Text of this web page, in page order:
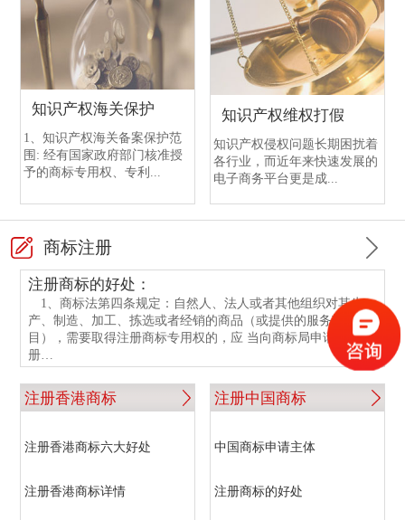
香港中国银行开户
香港中行与国内中行开户的不同点
中国银行开户手续
中银香港银行开户所需文件
香港渣打银行与国内渣打银行区别
渣打银行开户流程
香港渣打银行与国内渣打银行开户情况
香港渣打银行开户指南
渣打银行开户资料
恒生银行开户
香港恒生银行介绍
知识产权海关保护
1、知识产权海关备案保护范
围: 经有国家政府部门核准授
予的商标专用权、专利...
知识产权维权打假
知识产权侵权问题长期困扰着
各行业，而近年来快速发展的
电子商务平台更是成...
商标注册
注册商标的好处：
1、商标法第四条规定：自然人、法人或者其他组织对其生
产、制造、加工、拣选或者经销的商品（或提供的服务项
目），需要取得注册商标专用权的，应 当向商标局申请商标注
册…
注册香港商标
注册香港商标六大好处
注册香港商标详情
注册中国商标
中国商标申请主体
注册商标的好处